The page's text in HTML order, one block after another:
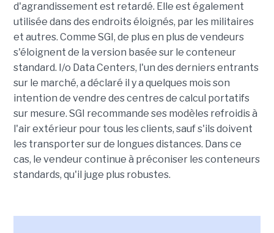
d'agrandissement est retardé. Elle est également
utilisée dans des endroits éloignés, par les militaires
et autres. Comme SGI, de plus en plus de vendeurs
s'éloignent de la version basée sur le conteneur
standard. I/o Data Centers, l'un des derniers entrants
sur le marché, a déclaré il y a quelques mois son
intention de vendre des centres de calcul portatifs
sur mesure. SGI recommande ses modèles refroidis à
l'air extérieur pour tous les clients, sauf s'ils doivent
les transporter sur de longues distances. Dans ce
cas, le vendeur continue à préconiser les conteneurs
standards, qu'il juge plus robustes.